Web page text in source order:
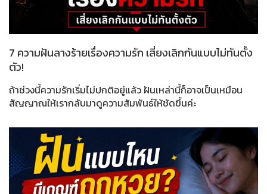
7 ความฝันลางร้ายเรื่องความรัก เสี่ยงเลิกกันแบบไม่ทันตั้ง
ตัว!
ถ้าช่วงนี้ความรักเริ่มไม่ปกติอยู่แล้ว ฝันเหล่านี้ก็อาจเป็นเหมือน
สัญญาณให้เรากลับมาดูความสัมพันธ์ให้ชัดขึ้นค่ะ